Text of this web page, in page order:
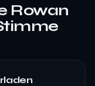
Rowan